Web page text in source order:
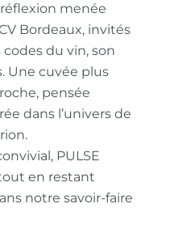
menée
Bordeaux, invités
du vin, son
Une cuvée plus
pensée
dans l’univers de
PULSE
en restant
notre savoir-faire